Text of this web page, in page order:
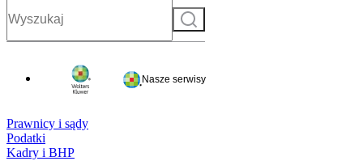
Szukaj
Nasze serwisy
Prawnicy i sądy
Podatki
Kadry i BHP